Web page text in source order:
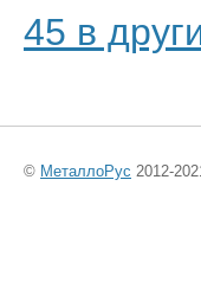
45 в
© МеталлоРус 2012-